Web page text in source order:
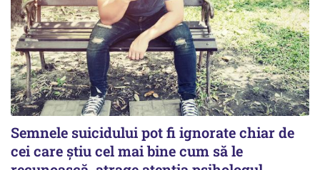
Semnele suicidului pot fi ignorate chiar de
cei care știu cel mai bine cum să le